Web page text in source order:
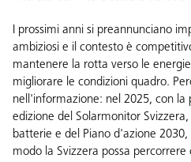
I prossimi anni si preannunciano
ambiziosi e il contesto è
mantenere la rotta verso le
migliorare le condizioni quadro.
nell'informazione: nel 2025, con la
edizione del Solarmonitor
batterie e del Piano d'azione
modo la Svizzera possa